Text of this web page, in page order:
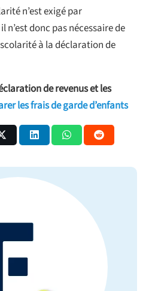
n’est exigé par
n’est donc pas nécessaire de
à la déclaration de
de revenus et les
les frais de garde d’enfants